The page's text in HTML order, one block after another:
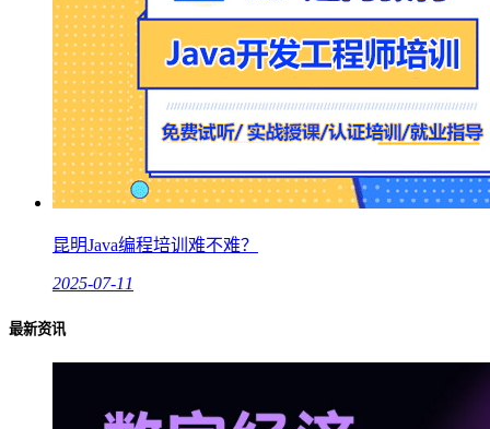
昆明Java编程培训难不难？
2025-07-11
最新资讯